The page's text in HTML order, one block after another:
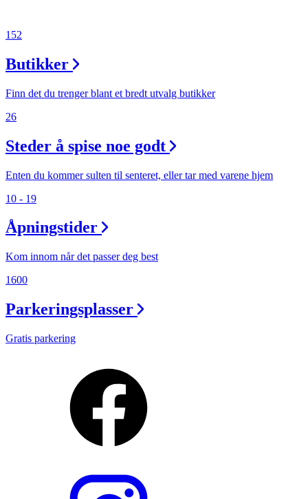
152
Butikker
Finn det du trenger blant et bredt utvalg butikker
26
Steder å spise noe godt
Enten du kommer sulten til senteret, eller tar med varene hjem
10 - 19
Åpningstider
Kom innom når det passer deg best
1600
Parkeringsplasser
Gratis parkering